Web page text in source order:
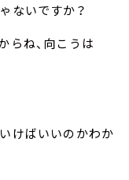
ないですか？
らね、向こうは
けばいいのかわか